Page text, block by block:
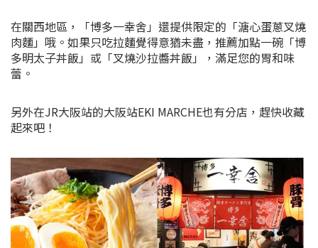
在關西地區，「博多一幸舍」還提供限定的「溏心蛋蔥叉燒
肉麵」哦。 如果只吃拉麵覺得意猶未盡，推薦加點一碗「博
多明太子丼飯」或「叉燒沙拉醬丼飯」，滿足您的胃和味
蕾。
另外在JR大阪站的大阪站EKI MARCHE也有分店，趕快收藏
起來吧！